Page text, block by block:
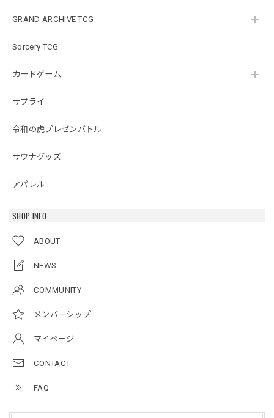
GRAND ARCHIVE TCG
Sorcery TCG
カードゲーム
サプライ
令和の虎プレゼンバトル
サウナグッズ
アパレル
SHOP INFO
ABOUT
NEWS
COMMUNITY
メンバーシップ
マイページ
CONTACT
FAQ